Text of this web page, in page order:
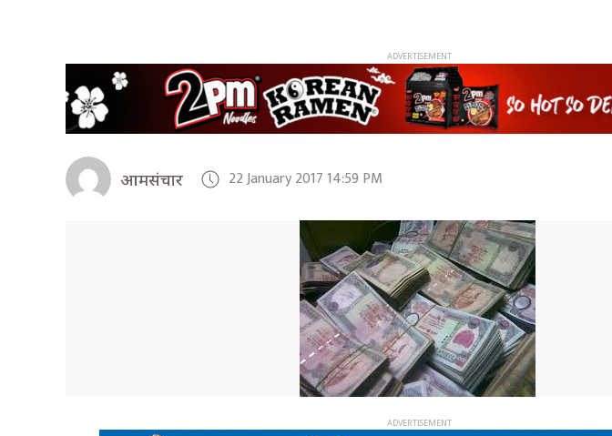
आमसंचार 22 January 2017 14:59 PM